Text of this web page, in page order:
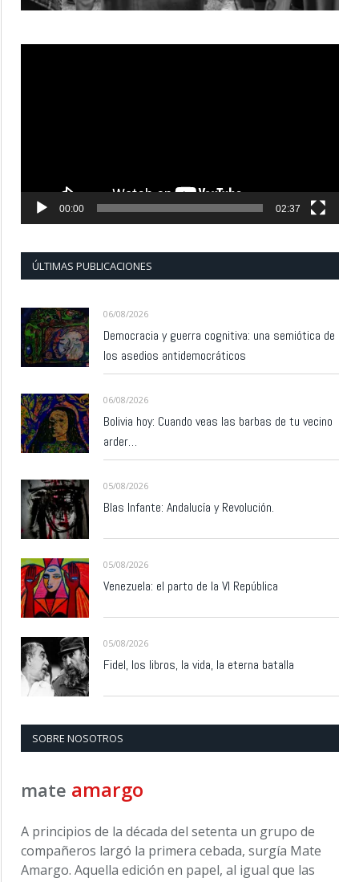
00:00 02:37
ÚLTIMAS PUBLICACIONES
06/08/2026
Democracia y guerra cognitiva: una semiótica de
los asedios antidemocráticos
06/08/2026
Bolivia hoy: Cuando veas las barbas de tu vecino
arder…
05/08/2026
Blas Infante: Andalucía y Revolución.
05/08/2026
Venezuela: el parto de la VI República
05/08/2026
Fidel, los libros, la vida, la eterna batalla
SOBRE NOSOTROS
mate amargo
A principios de la década del setenta un grupo de
compañeros largó la primera cebada, surgía Mate
Amargo. Aquella edición en papel, al igual que las